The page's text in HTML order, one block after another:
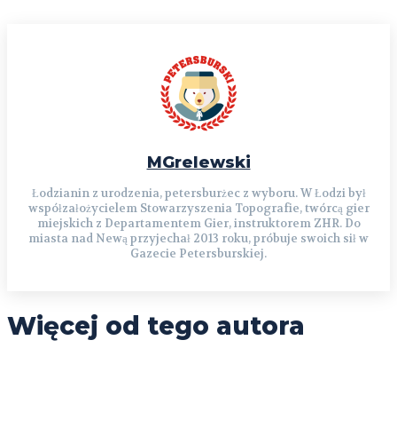
MGrelewski
Łodzianin z urodzenia, petersburżec z wyboru. W Łodzi był
współzałożycielem Stowarzyszenia Topografie, twórcą gier
miejskich z Departamentem Gier, instruktorem ZHR. Do
miasta nad Newą przyjechał 2013 roku, próbuje swoich sił w
Gazecie Petersburskiej.
Więcej od tego autora